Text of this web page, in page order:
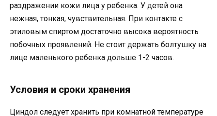
раздражении кожи лица у ребенка. У детей она
нежная, тонкая, чувствительная. При контакте с
этиловым спиртом достаточно высока вероятность
побочных проявлений. Не стоит держать болтушку на
лице маленького ребенка дольше 1-2 часов.
Условия и сроки хранения
Циндол следует хранить при комнатной температуре